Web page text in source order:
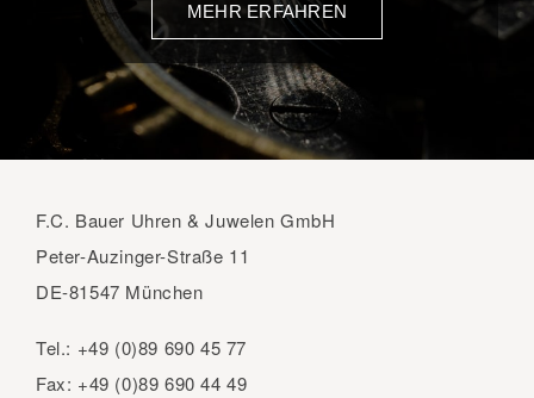
MEHR ERFAHREN
F.C. Bauer Uhren & Juwelen GmbH
Peter-Auzinger-Straße 11
DE-81547 München
Tel.: +49 (0)89 690 45 77
Fax: +49 (0)89 690 44 49